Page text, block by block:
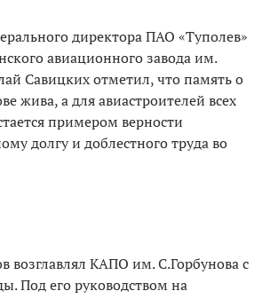
директора ПАО «Туполев»
авиационного завода им.
Савицких отметил, что память о
жива, а для авиастроителей всех
примером верности
долгу и доблестного труда во
возглавлял КАПО им. С.Горбунова с
Под его руководством на